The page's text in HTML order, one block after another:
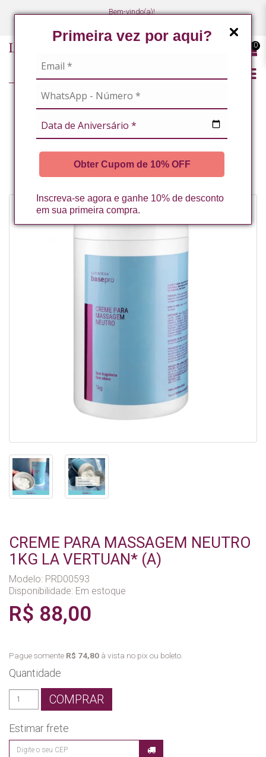
Primeira vez por aqui?
Obter Cupom de 10% OFF
Inscreva-se agora e ganhe 10% de desconto
em sua primeira compra.
Bem-vindo(a)!
0
TERAPÊUTICA E RELAXANTE
CREME PARA MASSAGEM NEUTRO 1KG LA VERTUAN* (A)
CREME PARA MASSAGEM NEUTRO
1KG LA VERTUAN* (A)
Modelo: PRD00593
Disponibilidade: Em estoque
R$ 88,00
Pague somente R$ 74,80 à vista no pix ou boleto.
Quantidade
COMPRAR
Estimar frete